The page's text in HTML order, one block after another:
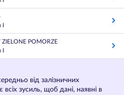
I
POMORZE
I
від залізничних
зусиль, щоб дані, наявні в